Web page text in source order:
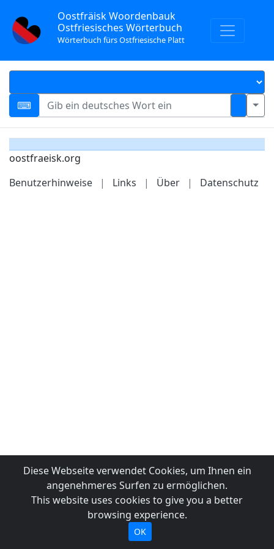
Oostfräisk Woordenbauk
Ostfriesisches Wörterbuch
Wörterbuch fürs Ostfriesische Platt
oostfraeisk.org
Benutzerhinweise
| Links | Über | Datenschutz
Diese Webseite verwendet Cookies, um Ihnen ein
angenehmeres Surfen zu ermöglichen.
This website uses cookies to give you a better
browsing experience.
OK